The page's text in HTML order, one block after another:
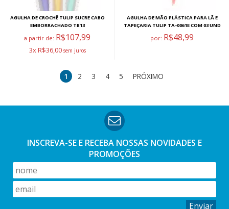
AGULHA DE CROCHÊ TULIP SUCRE CABO
EMBORRACHADO TB13
a partir de: R$107,99
3x R$36,00
AGULHA DE MÃO PLÁSTICA PARA LÃ E
TAPEÇARIA TULIP TA-0061E COM 03 UND
por: R$48,99
1 2 3 4 5 PRÓXIMO
INSCREVA-SE E RECEBA NOSSAS NOVIDADES E
PROMOÇÕES
Enviar